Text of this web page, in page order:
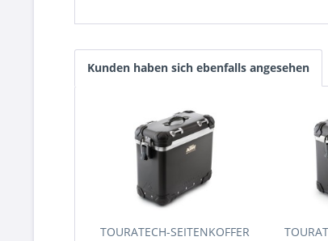
Kunden haben sich ebenfalls angesehen
TOURATECH-SEITENKOFFER